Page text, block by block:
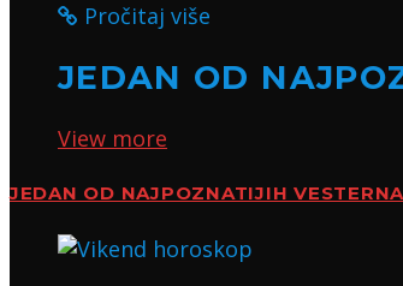
Pročitaj više
JEDAN OD
View more
JEDAN OD NAJPOZNATIJIH